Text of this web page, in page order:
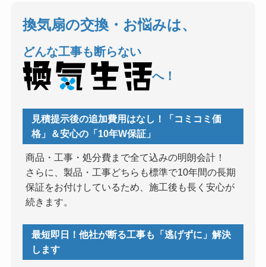
換気扇の交換・お悩みは、
どんな工事も断らない
へ！
見積提示後の追加費用はなし！「コミコミ価
格」＆安心の「10年W保証」
商品・工事・処分費まで全て込みの明朗会計！
さらに、製品・工事どちらも標準で10年間の長期
保証をお付けしているため、施工後も長く安心が
続きます。
最短即日！他社が断る工事も「逃げずに」解決
します